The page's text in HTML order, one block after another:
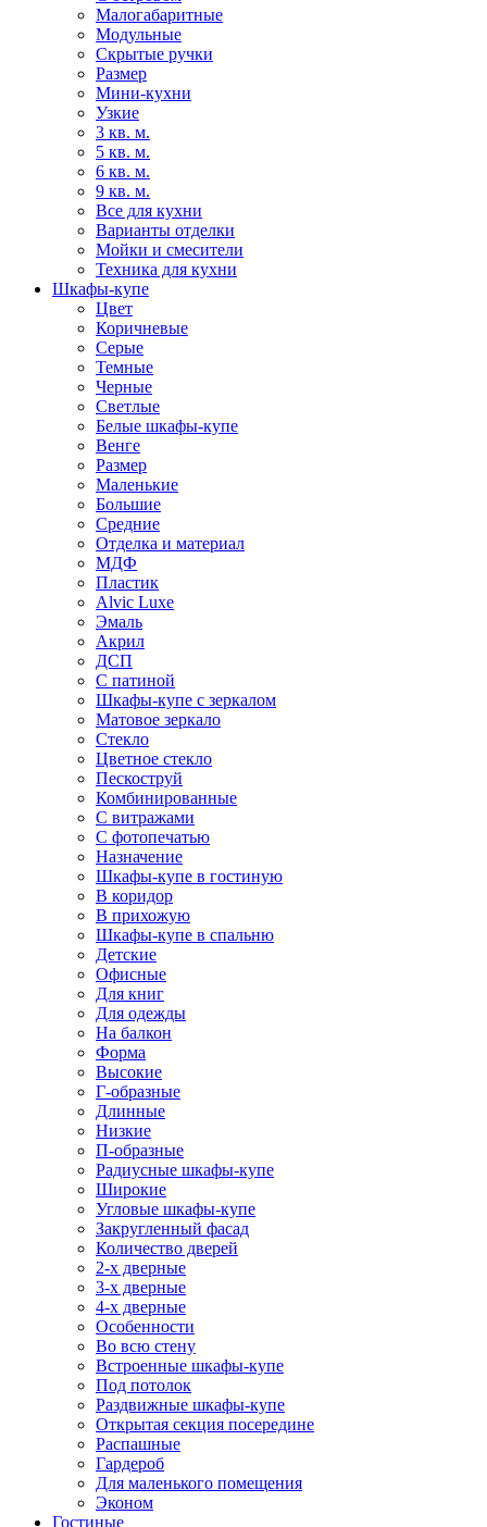
Малогабаритные
Модульные
Скрытые ручки
Размер
Мини-кухни
Узкие
3 кв. м.
5 кв. м.
6 кв. м.
9 кв. м.
Все для кухни
Варианты отделки
Мойки и смесители
Техника для кухни
Шкафы-купе
Цвет
Коричневые
Серые
Темные
Черные
Светлые
Белые шкафы-купе
Венге
Размер
Маленькие
Большие
Средние
Отделка и материал
МДФ
Пластик
Alvic Luxe
Эмаль
Акрил
ДСП
С патиной
Шкафы-купе с зеркалом
Матовое зеркало
Стекло
Цветное стекло
Пескоструй
Комбинированные
С витражами
С фотопечатью
Назначение
Шкафы-купе в гостиную
В коридор
В прихожую
Шкафы-купе в спальню
Детские
Офисные
Для книг
Для одежды
На балкон
Форма
Высокие
Г-образные
Длинные
Низкие
П-образные
Радиусные шкафы-купе
Широкие
Угловые шкафы-купе
Закругленный фасад
Количество дверей
2-х дверные
3-х дверные
4-х дверные
Особенности
Во всю стену
Встроенные шкафы-купе
Под потолок
Раздвижные шкафы-купе
Открытая секция посередине
Распашные
Гардероб
Для маленького помещения
Эконом
Гостиные